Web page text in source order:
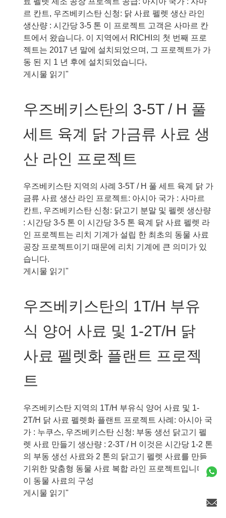
라
앉
는
어
류
사
렛
가
공
인
프
젝
트
르 칸트, 우즈베키스탄 신청: 닭 사료 펠렛 생산 라인
생산량 : 시간당 3-5 톤 이 프로젝트 고객은 사마르 칸
트에서 왔습니다. 이 지역에서 RICHI의 첫 번째 프로
젝트는 2017 년 말에 설치되었으며, 그 프로젝트가 가
동 된 지 1 년 후에 설치되었습니다,
우
키
탄
서
5T
/
H
중
국
공
급
가
닭
사
료
렛
조
프
젝
트
게시물 읽기"
우즈베키스탄의 3-5T / H 풀
세트 육계 닭 가금류 사료 생
산 라인 프로젝트
우즈베키스탄 지역의 사례 3-5T / H 풀 세트 육계 닭 가
금류 사료 생산 라인 프로젝트: 아시아 국가 : 사마르
칸트, 우즈베키스탄 신청: 닭고기 분말 및 펠렛 생산량
: 시간당 3-5 톤 이 시간당 3-5 톤 육계 닭 사료 펠렛 라
인 프로젝트는 리치 기계가 설립 한 최초의 동물 사료
공장 프로젝트이기 때문에 리치 기계에 큰 의미가 있
습니다.
우
키
탄
3-
풀
세
트
육
계
닭
가
금
게시물 읽기"
우즈베키스탄의 1T/H 부유
식 양어 사료 및 1-2T/H 닭
사료 펠렛화 플랜트 프로젝
트
우즈베키스탄 지역의 1T/H 부유식 양어 사료 및 1-
2T/H 닭 사료 펠렛화 플랜트 프로젝트 사례: 아시아 국
가 : 누쿠스, 우즈베키스탄 신청: 부동 생선 닭고기 펠
렛 사료 만들기 생산량 : 2-3T / H 이것은 시간당 1-2 톤
의 부동 생선 사료와 2 톤의 닭고기 펠렛 사료를 만들
기위한 맞춤형 동물 사료 복합 라인 프로젝트입니다.
이 동물 사료의 구성
우
게시물 읽기"